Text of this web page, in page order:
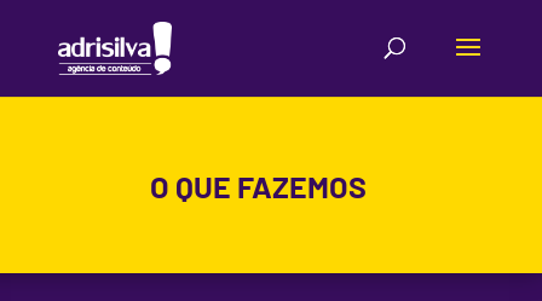
O QUE FAZEMOS